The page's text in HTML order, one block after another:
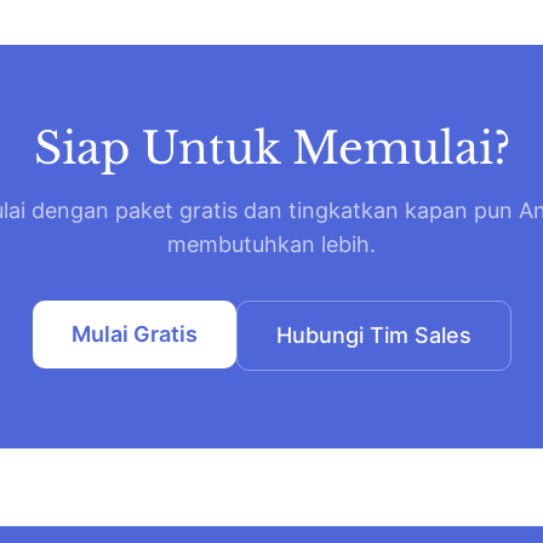
Siap Untuk Memulai?
dengan paket gratis dan tingkatkan kapan pun
membutuhkan lebih.
Mulai Gratis Hubungi Tim Sales